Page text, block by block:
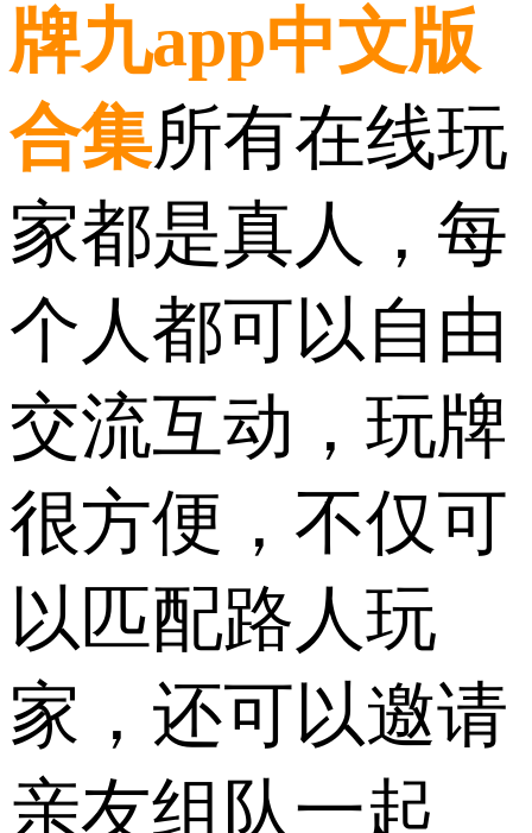
牌九app中文版
合集所有在线玩
家都是真人，每
个人都可以自由
交流互动，玩牌
很方便，不仅可
以匹配路人玩
家，还可以邀请
亲友组队一起